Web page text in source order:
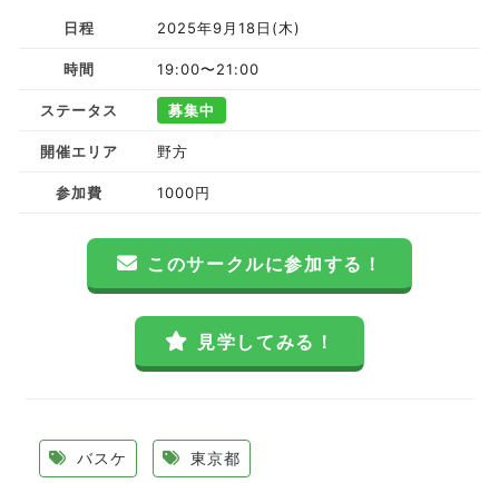
日程 2025年9月18日(木)
時間 19:00〜21:00
ステータス 募集中
開催エリア 野方
参加費 1000円
このサークルに参加する！
見学してみる！
バスケ 東京都